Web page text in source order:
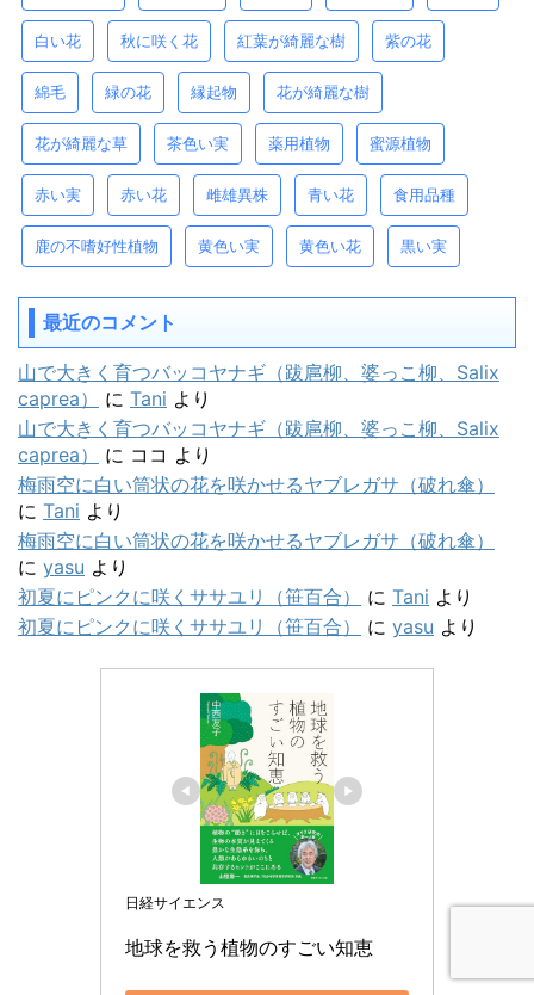
白い花 秋に咲く花 紅葉が綺麗な樹 紫の花
綿毛 緑の花 縁起物 花が綺麗な樹
花が綺麗な草 茶色い実 薬用植物 蜜源植物
赤い実 赤い花 雌雄異株 青い花 食用品種
鹿の不嗜好性植物 黄色い実 黄色い花 黒い実
最近のコメント
山で大きく育つバッコヤナギ（跋扈柳、婆っこ柳、Salix
caprea）
に Tani より
山で大きく育つバッコヤナギ（跋扈柳、婆っこ柳、Salix
caprea）
に ココ より
梅雨空に白い筒状の花を咲かせるヤブレガサ（破れ傘）
に Tani より
梅雨空に白い筒状の花を咲かせるヤブレガサ（破れ傘）
に yasu より
初夏にピンクに咲くササユリ（笹百合）
に Tani より
初夏にピンクに咲くササユリ（笹百合）
に yasu より
日経サイエンス
地球を救う植物のすごい知恵